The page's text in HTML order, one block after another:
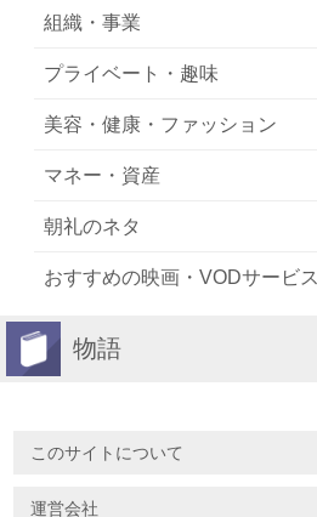
組織・事業
プライベート・趣味
美容・健康・ファッション
マネー・資産
朝礼のネタ
おすすめの映画・VODサービス
物語
このサイトについて
運営会社